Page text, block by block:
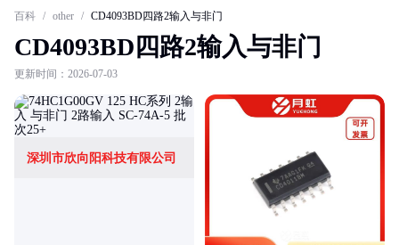
百科 / other / CD4093BD四路2输入与非门
CD4093BD四路2输入与非门
更新时间：2026-07-03
深圳市欣向阳科技有限公司